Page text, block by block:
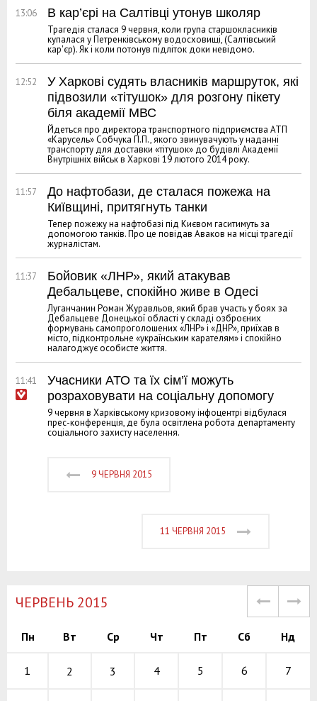
13:06 В кар’єрі на Салтівці утонув школяр
Трагедія сталася 9 червня, коли група старшокласників
купалася у Петренківському водосховищі, (Салтівський
кар'єр). Як і коли потонув підліток доки невідомо.
12:52
У Харкові судять власників маршруток, які
підвозили «тітушок» для розгону пікету
біля академії МВС
Йдеться про директора транспортного підприємства АТП
«Карусель» Собчука П.П., якого звинувачують у наданні
транспорту для доставки «тітушок» до будівлі Академії
Внутрішніх військ в Харкові 19 лютого 2014 року.
11:57
До нафтобази, де сталася пожежа на
Київщині, притягнуть танки
Тепер пожежу на нафтобазі під Києвом гаситимуть за
допомогою танків. Про це повідав Аваков на місці трагедії
журналістам.
11:37
Бойовик «ЛНР», який атакував
Дебальцеве, спокійно живе в Одесі
Луганчанин Роман Журавльов, який брав участь у боях за
Дебальцеве Донецької області у складі озброєних
формувань самопроголошених «ЛНР» і «ДНР», приїхав в
місто, підконтрольне «українським карателям» і спокійно
налагоджує особисте життя.
11:41
Учасники АТО та їх сім’ї можуть
розраховувати на соціальну допомогу
9 червня в Харківському кризовому інфоцентрі відбулася
прес-конференція, де була освітлена робота департаменту
соціального захисту населення.
9 ЧЕРВНЯ 2015
11 ЧЕРВНЯ 2015
ЧЕРВЕНЬ 2015
Пн Вт Ср Чт Пт Сб Нд
1 2 3 4 5 6 7